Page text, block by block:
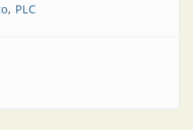
PLC
para proteger los PLC y las